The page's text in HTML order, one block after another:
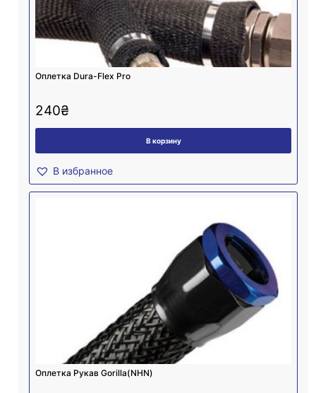
Оплетка Dura-Flex Pro
240₴
В корзину
В избранное
Оплетка Рукав Gorilla(NHN)